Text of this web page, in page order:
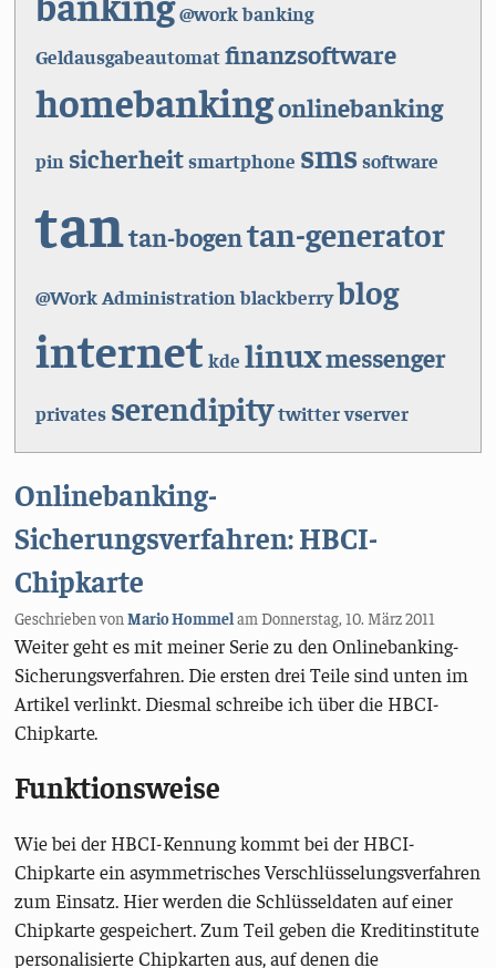
@workbanking
Geldausgabeautomatfinanzsoftware
homebankingonlinebanking
pin sicherheitsmartphone smssoftware
tantan-bogentan-generator
@WorkAdministration blackberryblog
internet kde linuxmessenger
privates serendipitytwittervserver
Onlinebanking-
Sicherungsverfahren: HBCI-
Chipkarte
Geschrieben vonMario HommelamDonnerstag, 10. März 2011
Weiter geht es mit meiner Serie zu den Onlinebanking-
Sicherungsverfahren. Die ersten drei Teile sind unten im
Artikel verlinkt. Diesmal schreibe ich über die HBCI-
Chipkarte.
Funktionsweise
Wie bei der HBCI-Kennung kommt bei der HBCI-
Chipkarte ein asymmetrisches Verschlüsselungsverfahren
zum Einsatz. Hier werden die Schlüsseldaten auf einer
Chipkarte gespeichert. Zum Teil geben die Kreditinstitute
personalisierte Chipkarten aus, auf denen die